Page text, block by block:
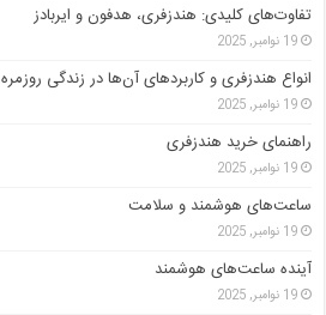
تفاوت‌های کلیدی: هندزفری، هدفون و ایربادز
19 نوامبر, 2025
انواع هندزفری و کاربردهای آن‌ها در زندگی روزمره
19 نوامبر, 2025
راهنمای خرید هندزفری
19 نوامبر, 2025
ساعت‌های هوشمند و سلامت
19 نوامبر, 2025
آینده ساعت‌های هوشمند
19 نوامبر, 2025